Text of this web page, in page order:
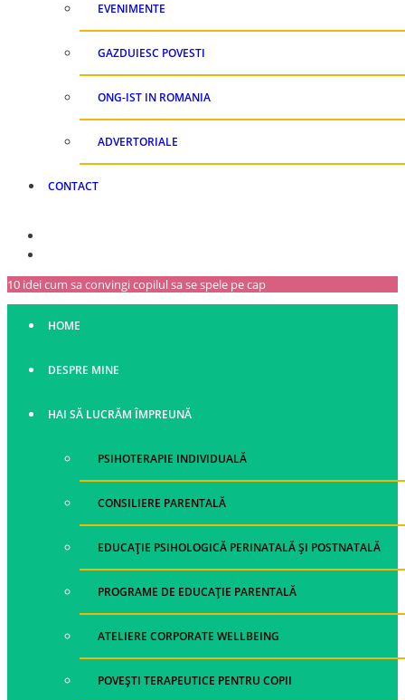
EVENIMENTE
GAZDUIESC POVESTI
ONG-IST IN ROMANIA
ADVERTORIALE
CONTACT
10 idei cum sa convingi copilul sa se spele pe cap
HOME
DESPRE MINE
HAI SĂ LUCRĂM ÎMPREUNĂ
PSIHOTERAPIE INDIVIDUALĂ
CONSILIERE PARENTALĂ
EDUCAȚIE PSIHOLOGICĂ PERINATALĂ ȘI POSTNATALĂ
PROGRAME DE EDUCAȚIE PARENTALĂ
ATELIERE CORPORATE WELLBEING
POVEȘTI TERAPEUTICE PENTRU COPII